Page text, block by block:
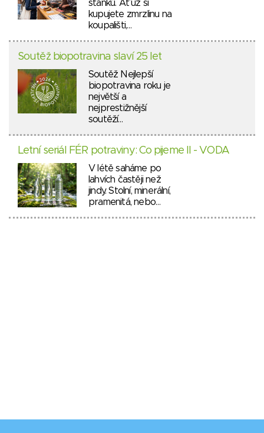
stánků. Ať už si
kupujete zmrzlinu na
koupališti,…
Soutěž biopotravina slaví 25 let
Soutěž Nejlepší
biopotravina roku je
největší a
nejprestižnější
soutěží…
Letní seriál FÉR potraviny: Co pijeme II - VODA
V létě saháme po
lahvích častěji než
jindy. Stolní, minerální,
pramenitá, nebo…